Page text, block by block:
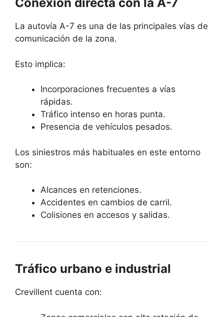
La autovía A-7 es una de las principales vías de
comunicación de la zona.
Esto implica:
Incorporaciones frecuentes a vías
rápidas.
Tráfico intenso en horas punta.
Presencia de vehículos pesados.
Los siniestros más habituales en este entorno
son:
Alcances en retenciones.
Accidentes en cambios de carril.
Colisiones en accesos y salidas.
Tráfico urbano e industrial
Crevillent cuenta con: